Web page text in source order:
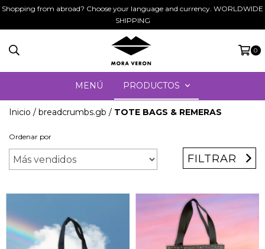
Shopping from abroad? Choose your language and currency. WORLDWIDE
SHIPPING
0
MENÚ PRODUCTOS
Inicio / breadcrumbs.gb / TOTE BAGS & REMERAS
Ordenar por
FILTRAR